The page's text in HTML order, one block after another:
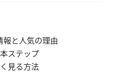
と人気の理由
ステップ
見る方法